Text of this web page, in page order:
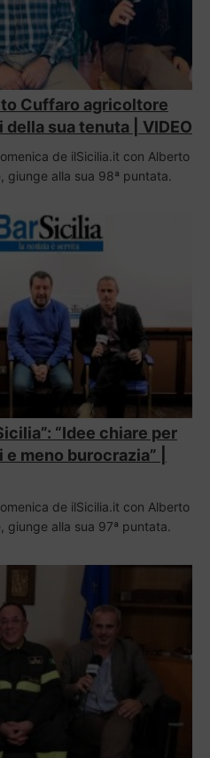
Cuffaro agricoltore
sua tenuta | VIDEO
de ilSicilia.it con Alberto
giunge alla sua 98ª puntata.
“Idee chiare per
meno burocrazia” |
de ilSicilia.it con Alberto
giunge alla sua 97ª puntata.